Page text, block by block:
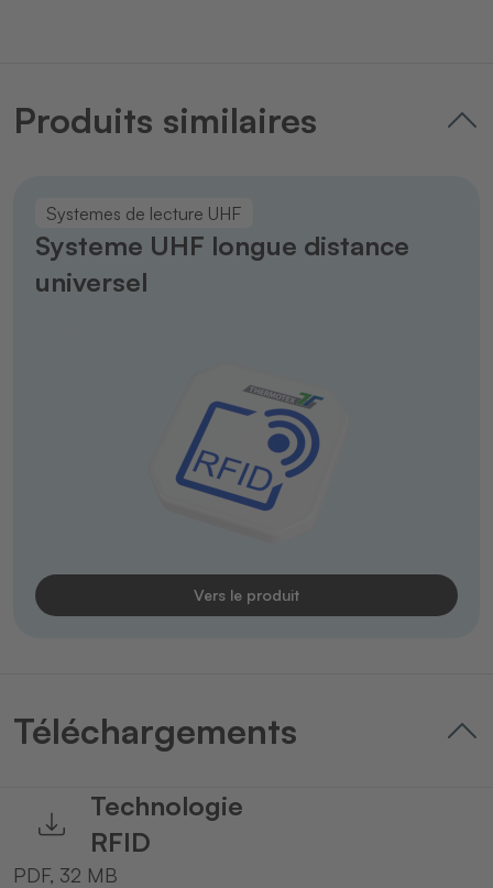
Produits similaires
Systemes de lecture UHF
Systeme UHF longue distance
universel
Vers le produit
Téléchargements
Technologie
RFID
PDF, 32 MB